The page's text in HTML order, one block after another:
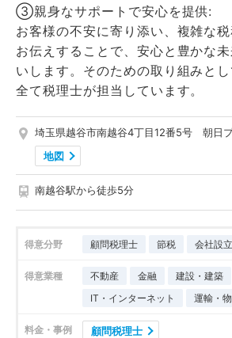
③親身なサポートで安心を提供:
お客様の不安に寄り添い、複雑な
お伝えすることで、安心と豊かな
いします。そのための取り組みと
全て税理士が担当しています。
埼玉県越谷市南越谷4丁目12番5号 朝日
地図
南越谷駅から徒歩5分
得意分野 顧問税理士 節税 会社設立
得意業種 不動産 金融
建設・建築
IT・インターネット
運輸・
料金・事例 顧問税理士